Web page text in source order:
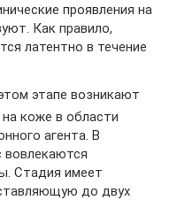
проявления на
Как правило,
латентно в течение
этапе возникают
коже в области
агента. В
вовлекаются
Стадия имеет
до двух